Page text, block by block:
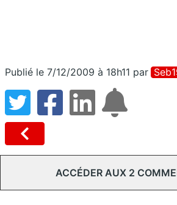
Publié le 7/12/2009 à 18h11 par
ACCÉDER AUX 2